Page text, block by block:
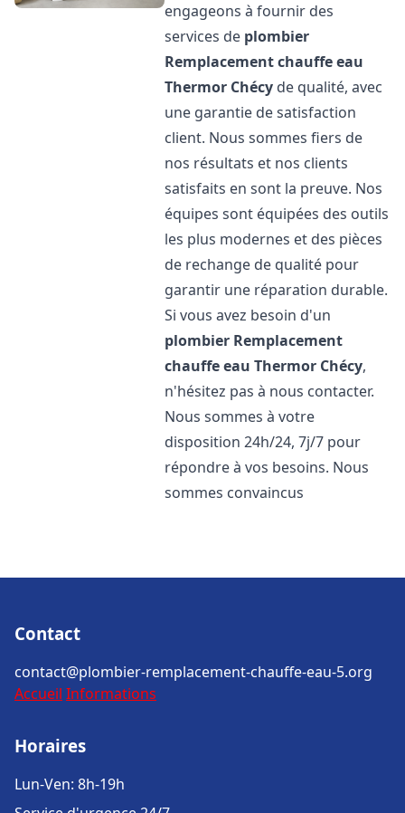
engageons à fournir des
services de plombier
Remplacement chauffe eau
Thermor Chécy de qualité, avec
une garantie de satisfaction
client. Nous sommes fiers de
nos résultats et nos clients
satisfaits en sont la preuve. Nos
équipes sont équipées des outils
les plus modernes et des pièces
de rechange de qualité pour
garantir une réparation durable.
Si vous avez besoin d'un
plombier Remplacement
chauffe eau Thermor Chécy,
n'hésitez pas à nous contacter.
Nous sommes à votre
disposition 24h/24, 7j/7 pour
répondre à vos besoins. Nous
sommes convaincus
Contact
contact@plombier-remplacement-chauffe-eau-5.org
Accueil Informations
Horaires
Lun-Ven: 8h-19h